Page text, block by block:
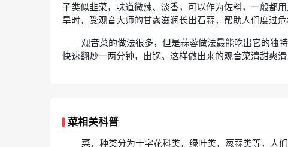
子类似韭菜，味道微辣、淡香，可以作为佐料，一般都
旱时，受观音大师的甘露滋润长出石蒜，帮助人们度过
观音菜的做法很多，但是蒜蓉做法最能吃出它的独
快速翻炒一两分钟，出锅。这样做出来的观音菜清甜爽
菜相关科普
菜，种类分为十字花科类，绿叶类，葱蒜类等，人们